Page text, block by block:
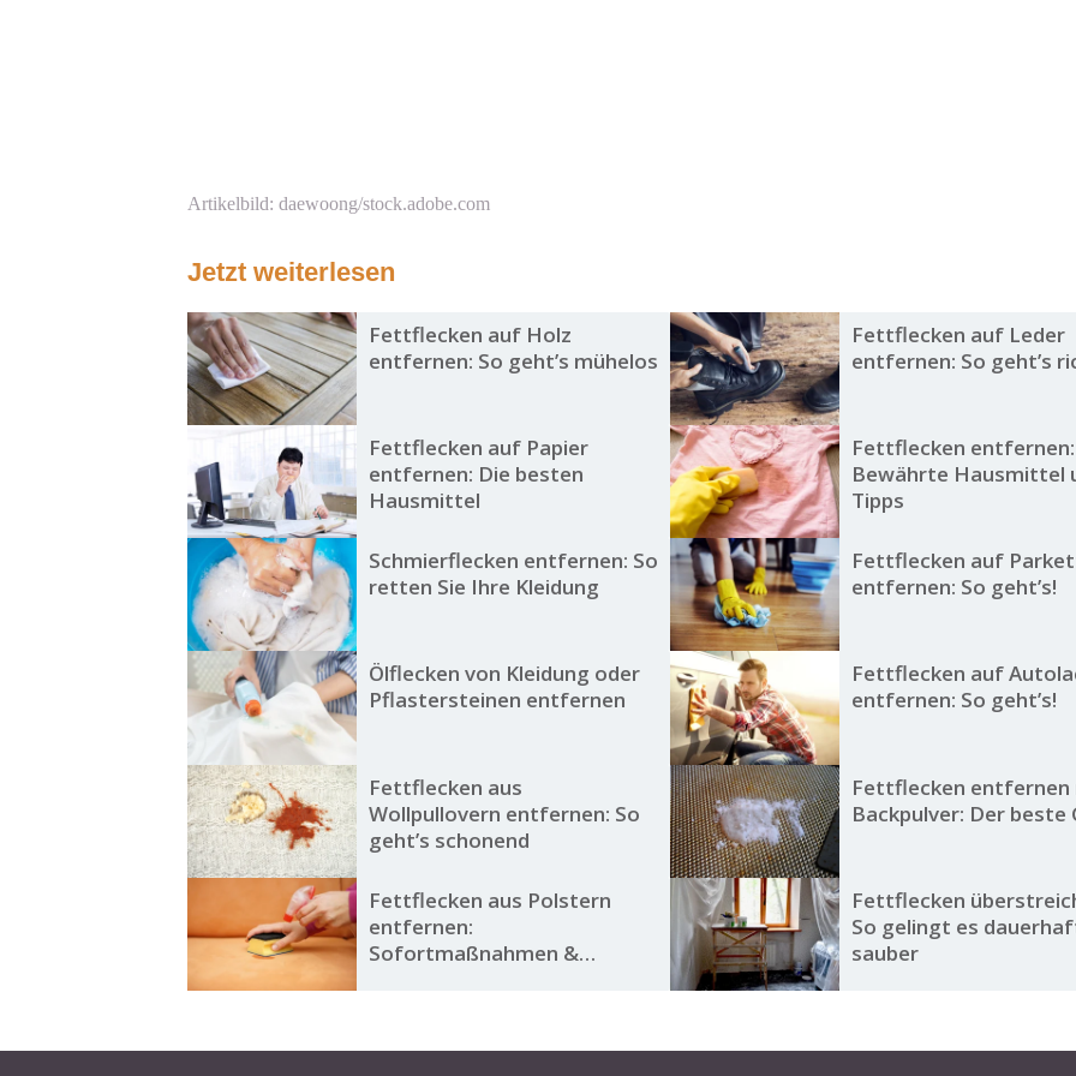
Artikelbild: daewoong/stock.adobe.com
Jetzt weiterlesen
Fettflecken auf Holz
entfernen: So geht’s mühelos
Fettflecken auf Leder
entfernen: So geht’s
Fettflecken auf Papier
entfernen: Die besten
Hausmittel
Fettflecken entfernen:
Bewährte Hausmittel
Tipps
Schmierflecken entfernen: So
retten Sie Ihre Kleidung
Fettflecken auf
entfernen: So geht’s!
Ölflecken von Kleidung oder
Pflastersteinen entfernen
Fettflecken auf
entfernen: So geht’s!
Fettflecken aus
Wollpullovern entfernen: So
geht’s schonend
Fettflecken entfernen
Backpulver: Der beste
Fettflecken aus Polstern
entfernen:
Sofortmaßnahmen &
Fettflecken
So gelingt es
sauber